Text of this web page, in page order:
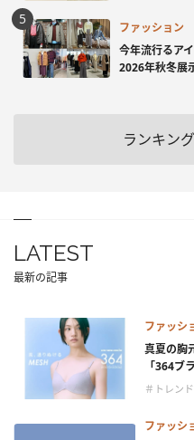
ファッション
今年流行るア
2026年秋冬展
ランキン
LATEST
最新の記事
ファッシ
真夏の胸
「364ブ
＃トレン
ファッシ